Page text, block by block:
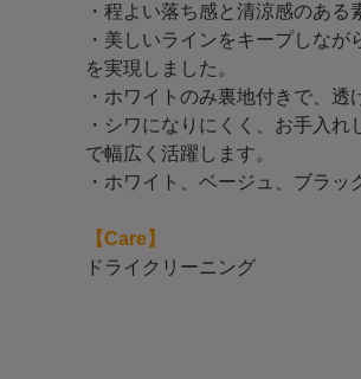
・程よい落ち感と清涼感のある
・美しいラインをキープしな
を実現しました。
・ホワイトのみ裏地付きで、透
・シワになりにくく、お手入れ
で幅広く活躍します。
・ホワイト、ベージュ、ブラ
【Care】
ドライクリーニング